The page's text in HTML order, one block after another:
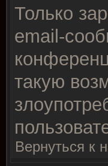
Только
email-
такую
Вернуться к